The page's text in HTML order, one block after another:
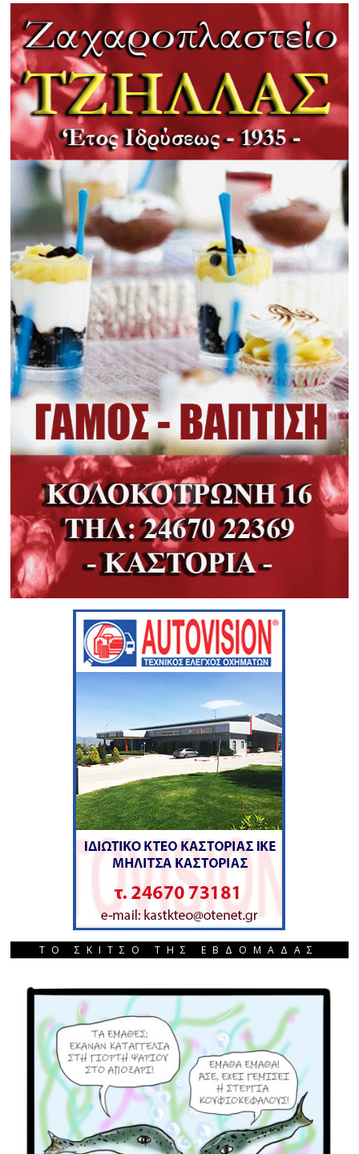
ΤΟ ΣΚΙΤΣΟ ΤΗΣ ΕΒΔΟΜΑΔΑΣ